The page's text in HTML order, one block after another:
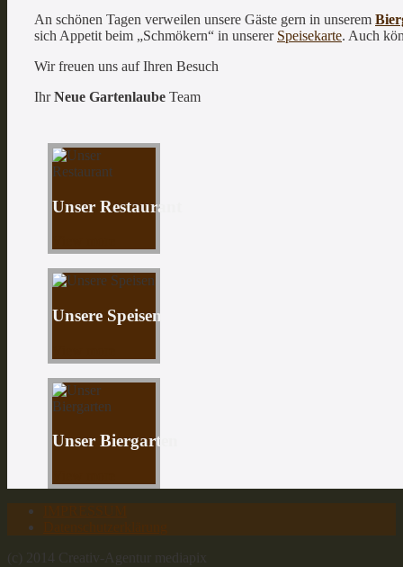
An schönen Tagen verweilen unsere Gäste gern in unserem
sich Appetit beim „Schmökern“ in unserer Speisekarte. Auch
Wir freuen uns auf Ihren Besuch
IhrNeue Gartenlaube Team
Unser Restaurant
Unsere Speisen
Unser Biergarten
(c) 2014 Creativ-Agentur mediapix